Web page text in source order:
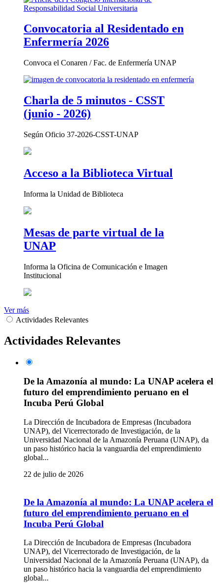
Convocatoria al Residentado en
Enfermería 2026
Convoca el Conaren / Fac. de Enfermería UNAP
Charla de 5 minutos - CSST
(junio - 2026)
Según Oficio 37-2026-CSST-UNAP
Acceso a la Biblioteca Virtual
Informa la Unidad de Biblioteca
Mesas de parte virtual de la
UNAP
Informa la Oficina de Comunicación e Imagen
Institucional
Ver más
Actividades Relevantes
Actividades Relevantes
De la Amazonía al mundo: La UNAP acelera el
futuro del emprendimiento peruano en el
Incuba Perú Global
La Dirección de Incubadora de Empresas (Incubadora
UNAP), del Vicerrectorado de Investigación, de la
Universidad Nacional de la Amazonía Peruana (UNAP), da
un paso histórico hacia la vanguardia del emprendimiento
global...
22 de julio de 2026
De la Amazonía al mundo: La UNAP acelera el
futuro del emprendimiento peruano en el
Incuba Perú Global
La Dirección de Incubadora de Empresas (Incubadora
UNAP), del Vicerrectorado de Investigación, de la
Universidad Nacional de la Amazonía Peruana (UNAP), da
un paso histórico hacia la vanguardia del emprendimiento
global...